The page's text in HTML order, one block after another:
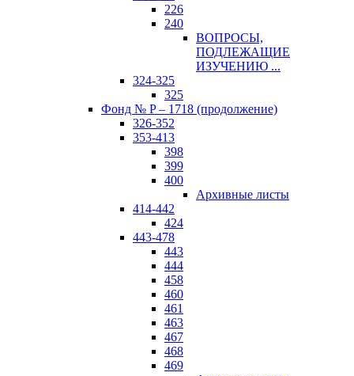
226
240
ВОПРОСЫ,
ПОДЛЕЖАЩИЕ
ИЗУЧЕНИЮ ...
324-325
325
Фонд № P – 1718 (продолжение)
326-352
353-413
398
399
400
Архивные листы
414-442
424
443-478
443
444
458
460
461
463
467
468
469